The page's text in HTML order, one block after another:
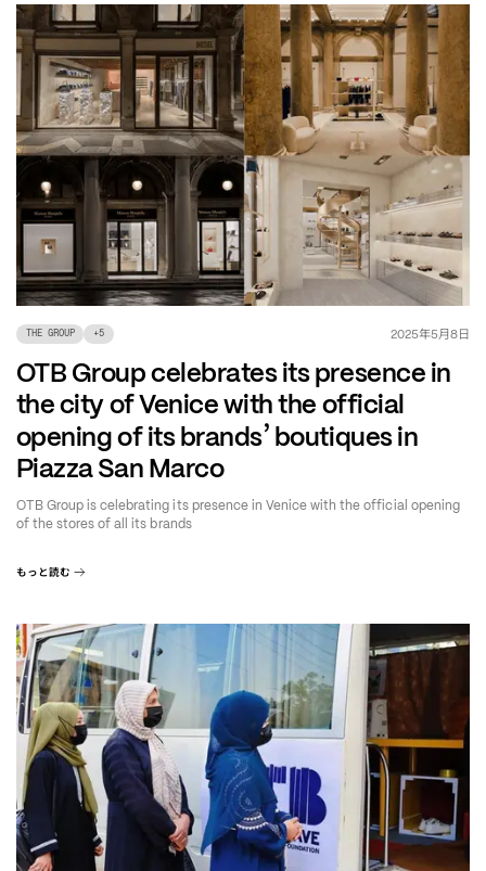
THE GROUP +5 2025年5月8日
OTB Group celebrates its presence in
the city of Venice with the official
opening of its brands’boutiques in
Piazza San Marco
OTB Group is celebrating its presence in Venice with the official opening
of the stores of all its brands
もっと読む